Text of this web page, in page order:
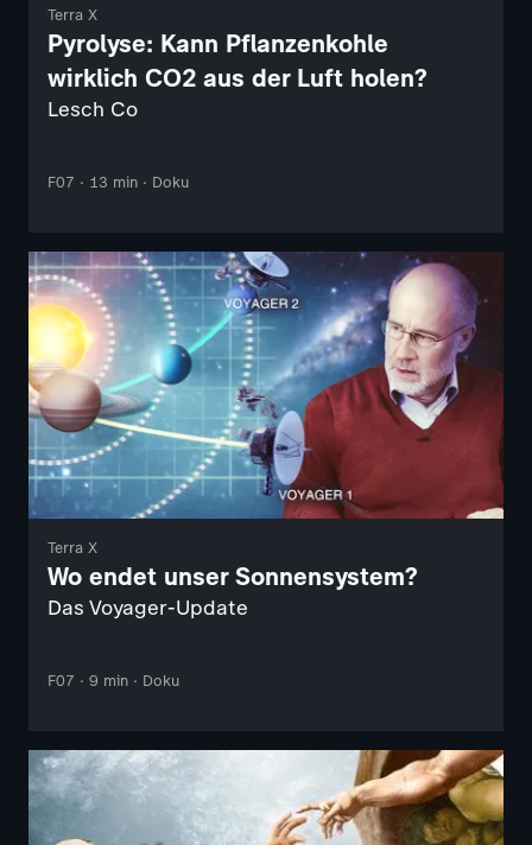
Terra X
Pyrolyse: Kann Pflanzenkohle
wirklich CO2 aus der Luft holen?
Lesch Co
F07 · 13 min · Doku
Terra X
Wo endet unser Sonnensystem?
Das Voyager-Update
F07 · 9 min · Doku